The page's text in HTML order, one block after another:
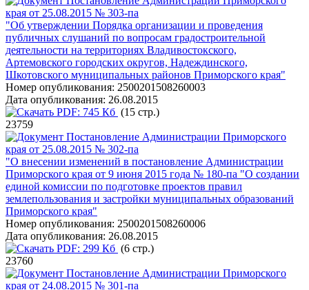
края от 25.08.2015 № 303-па
"Об утверждении Порядка организации и проведения
публичных слушаний по вопросам градостроительной
деятельности на территориях Владивостокского,
Артемовского городских округов, Надеждинского,
Шкотовского муниципальных районов Приморского края"
Номер опубликования: 2500201508260003
Дата опубликования: 26.08.2015
PDF: 745 Кб (15 стр.)
23759
Постановление Администрации Приморского
края от 25.08.2015 № 302-па
"О внесении изменений в постановление Администрации
Приморского края от 9 июня 2015 года № 180-па "О создании
единой комиссии по подготовке проектов правил
землепользования и застройки муниципальных образований
Приморского края"
Номер опубликования: 2500201508260006
Дата опубликования: 26.08.2015
PDF: 299 Кб (6 стр.)
23760
Постановление Администрации Приморского
края от 24.08.2015 № 301-па